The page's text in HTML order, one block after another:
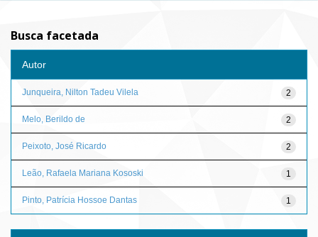
Busca facetada
Autor
2
Junqueira, Nilton Tadeu Vilela
2
Melo, Berildo de
2
Peixoto, José Ricardo
1
Leão, Rafaela Mariana Kososki
1
Pinto, Patrícia Hossoe Dantas